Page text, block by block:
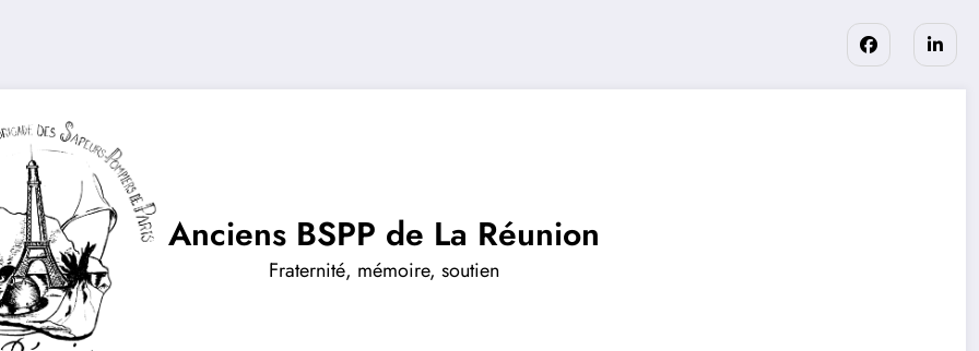
Anciens BSPP de La Réunion
Fraternité, mémoire, soutien